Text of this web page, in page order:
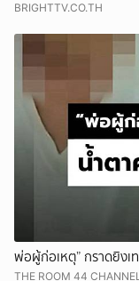
BRIGHTTV.CO.TH
พ่อผู้ก่อเหตุ” กราดยิง
THE ROOM 44